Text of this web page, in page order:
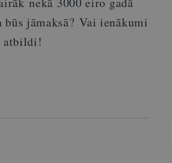
būs jāmaksā? Vai ienākumi
atbildi!